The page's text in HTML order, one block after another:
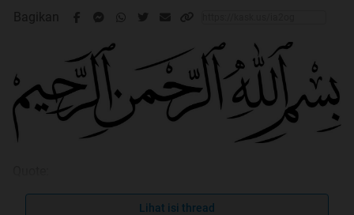
Bagikan
Aku Berlindung Dari Godaan Mafia
Lihat isi thread